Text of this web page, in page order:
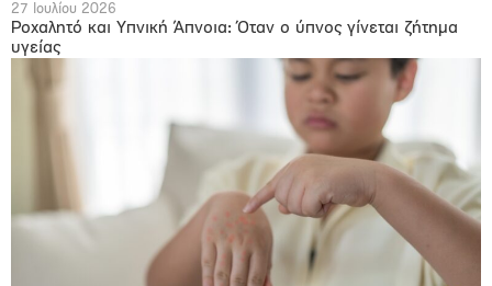
27 Ιουλίου 2026
Ροχαλητό και Υπνική Άπνοια: Όταν ο ύπνος γίνεται ζήτημα
υγείας